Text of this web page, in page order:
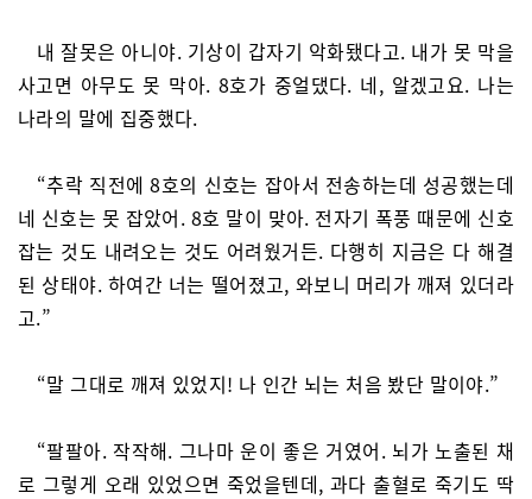
내 잘못은 아니야. 기상이 갑자기 악화됐다고. 내가 못 막을
사고면 아무도 못 막아. 8호가 중얼댔다. 네, 알겠고요. 나는
나라의 말에 집중했다.
“추락 직전에 8호의 신호는 잡아서 전송하는데 성공했는데
네 신호는 못 잡았어. 8호 말이 맞아. 전자기 폭풍 때문에 신호
잡는 것도 내려오는 것도 어려웠거든. 다행히 지금은 다 해결
된 상태야. 하여간 너는 떨어졌고, 와보니 머리가 깨져 있더라
고.”
“말 그대로 깨져 있었지! 나 인간 뇌는 처음 봤단 말이야.”
“팔팔아. 작작해. 그나마 운이 좋은 거였어. 뇌가 노출된 채
로 그렇게 오래 있었으면 죽었을텐데, 과다 출혈로 죽기도 딱